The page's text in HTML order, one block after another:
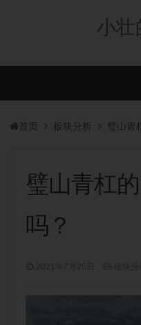
小壮
房贷政策
重庆楼盘
学校/划片
首页 板块分析 璧山青
璧山青杠
吗？